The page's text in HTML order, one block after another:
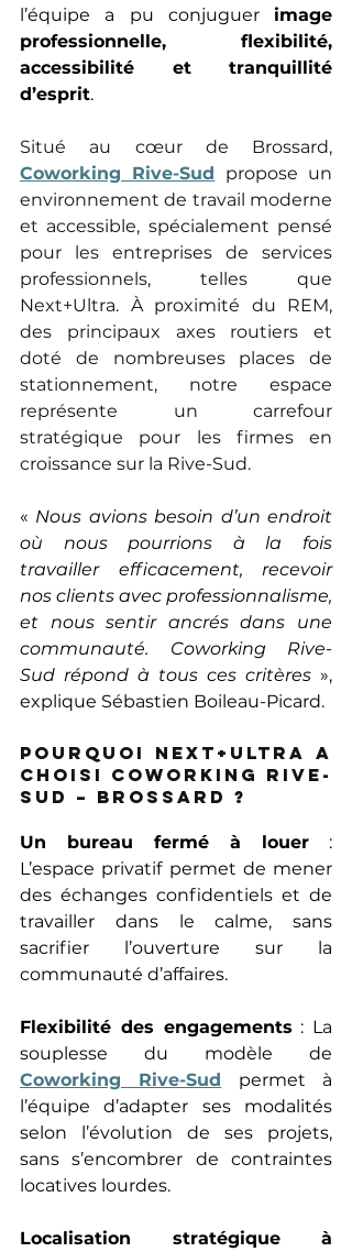
l’équipe a pu conjuguer image
professionnelle, flexibilité,
accessibilité et tranquillité
d’esprit.
Coworking Rive-Sud propose un
environnement de travail moderne
et accessible, spécialement pensé
pour les entreprises de services
professionnels, telles que
Next+Ultra. À proximité du REM,
des principaux axes routiers et
doté de nombreuses places de
stationnement, notre espace
représente un carrefour
stratégique pour les firmes en
croissance sur la Rive-Sud.
« Nous avions besoin d’un endroit
où nous pourrions à la fois
travailler efficacement, recevoir
nos clients avec professionnalisme,
et nous sentir ancrés dans une
communauté. Coworking Rive-
Sud répond à tous ces critères »,
explique Sébastien Boileau-Picard.
Pourquoi Next+Ultra a
choisi Coworking Rive-
Sud – Brossard ?
Un bureau fermé à louer :
L’espace privatif permet de mener
des échanges confidentiels et de
travailler dans le calme, sans
sacrifier l’ouverture sur la
communauté d’affaires.
Flexibilité des engagements : La
Coworking Rive-Sud permet à
l’équipe d’adapter ses modalités
selon l’évolution de ses projets,
sans s’encombrer de contraintes
locatives lourdes.
Localisation stratégique à